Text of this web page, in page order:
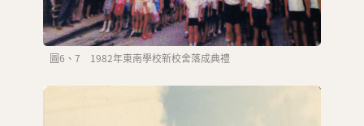
圖6、7 1982年東南學校新校舍落成典禮